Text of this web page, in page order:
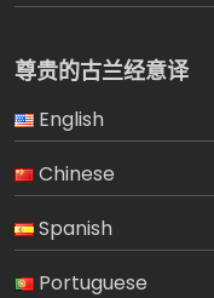
尊贵的古兰经意译
English
Chinese
Spanish
Portuguese